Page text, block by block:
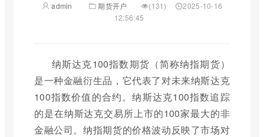
admin 期货开户 (131)
2025-10-16
12:56:45
纳斯达克100指数期货（简称纳指期货）
是一种金融衍生品，它代表了对未来纳斯达克
100指数价值的合约。纳斯达克100指数追踪
的是在纳斯达克交易所上市的100家最大的非
金融公司。纳指期货的价格波动反映了市场对